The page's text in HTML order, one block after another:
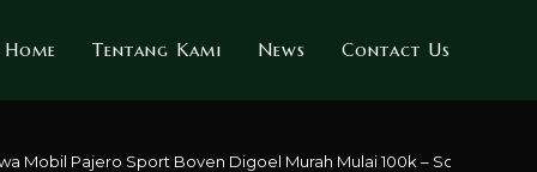
Home Tentang Kami News Contact Us
Mobil Pajero Sport Boven Digoel Murah Mulai 100k – Sopir &